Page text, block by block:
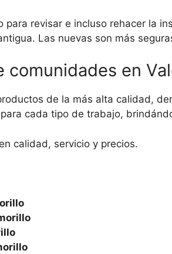
para revisar e incluso rehacer la
Las nuevas son más
comunidades en
de la más alta calidad,
cada tipo de trabajo,
calidad, servicio y precios.